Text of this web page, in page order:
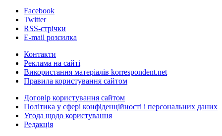
Facebook
Twitter
RSS-стрічки
E-mail розсилка
Контакти
Реклама на сайті
Використання матеріалів korrespondent.net
Правила користування сайтом
Договір користування сайтом
Політика у сфері конфіденційності і персональних даних
Угода щодо користування
Редакція